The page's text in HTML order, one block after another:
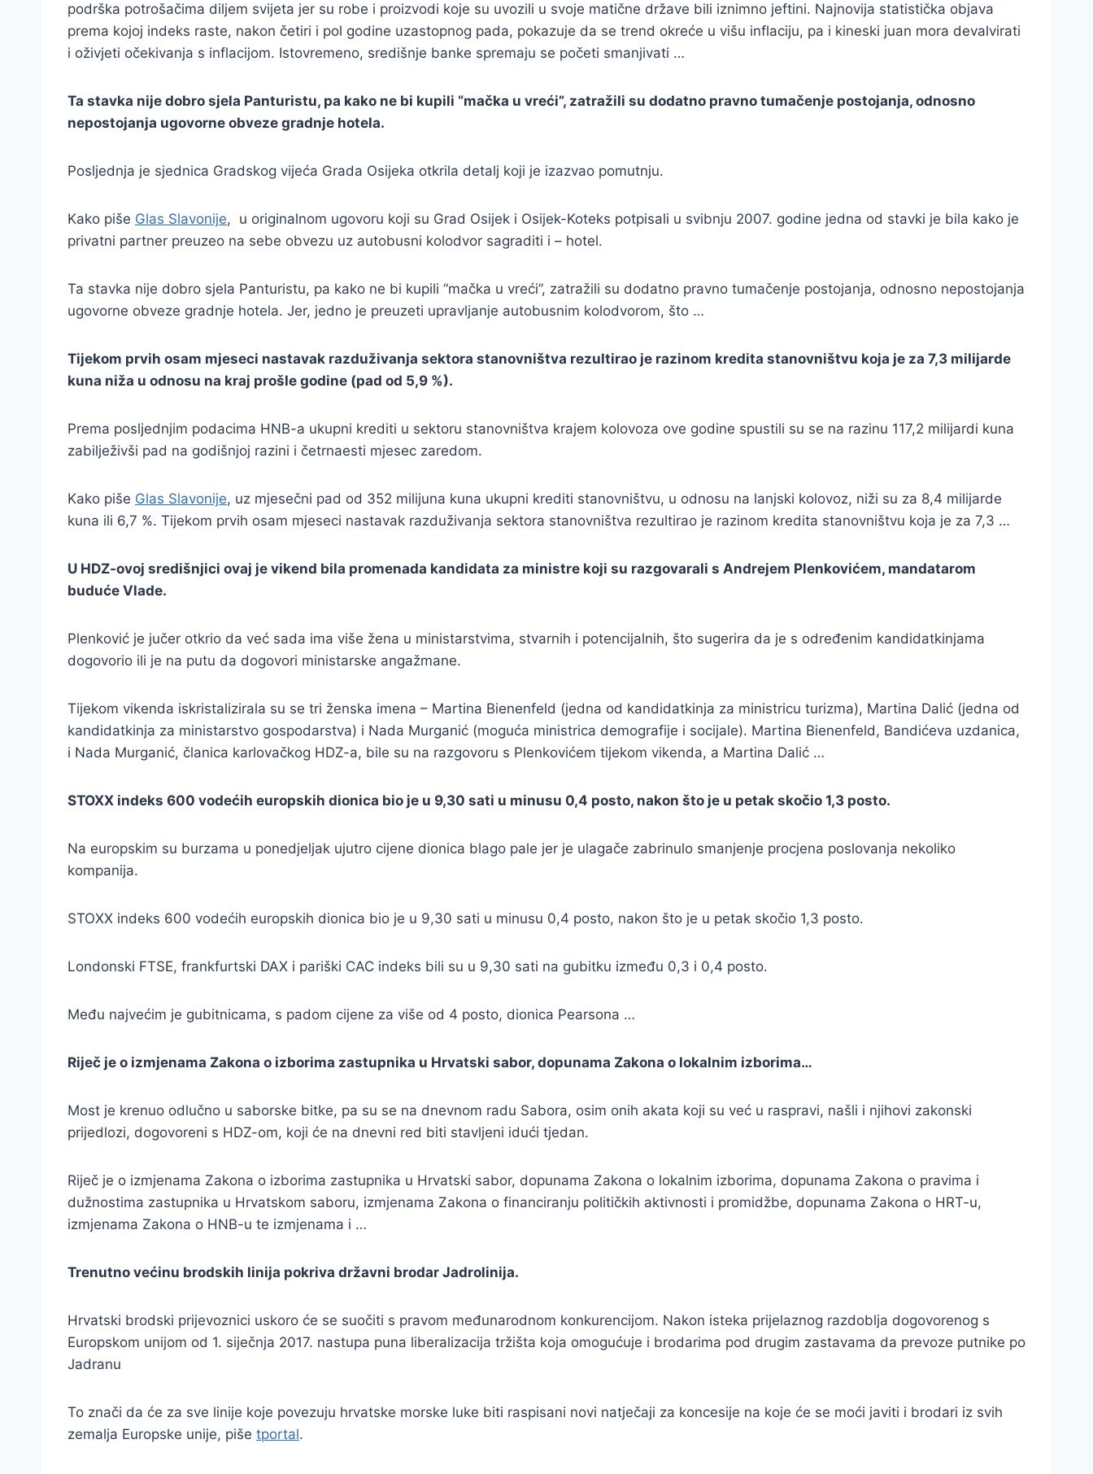
podrška potrošačima diljem svijeta jer su robe i proizvodi koje su uvozili u svoje matične države bili iznimno jeftini. Najnovija statistička objava
prema kojoj indeks raste, nakon četiri i pol godine uzastopnog pada, pokazuje da se trend okreće u višu inflaciju, pa i kineski juan mora devalvirati
i oživjeti očekivanja s inflacijom. Istovremeno, središnje banke spremaju se početi smanjivati …
Ta stavka nije dobro sjela Panturistu, pa kako ne bi kupili “mačka u vreći”, zatražili su dodatno pravno tumačenje postojanja, odnosno
nepostojanja ugovorne obveze gradnje hotela.
Posljednja je sjednica Gradskog vijeća Grada Osijeka otkrila detalj koji je izazvao pomutnju.
Kako piše Glas Slavonije, u originalnom ugovoru koji su Grad Osijek i Osijek-Koteks potpisali u svibnju 2007. godine jedna od stavki je bila kako je
privatni partner preuzeo na sebe obvezu uz autobusni kolodvor sagraditi i – hotel.
Ta stavka nije dobro sjela Panturistu, pa kako ne bi kupili “mačka u vreći”, zatražili su dodatno pravno tumačenje postojanja, odnosno nepostojanja
ugovorne obveze gradnje hotela. Jer, jedno je preuzeti upravljanje autobusnim kolodvorom, što …
Tijekom prvih osam mjeseci nastavak razduživanja sektora stanovništva rezultirao je razinom kredita stanovništvu koja je za 7,3 milijarde
kuna niža u odnosu na kraj prošle godine (pad od 5,9 %).
Prema posljednjim podacima HNB-a ukupni krediti u sektoru stanovništva krajem kolovoza ove godine spustili su se na razinu 117,2 milijardi kuna
zabilježivši pad na godišnjoj razini i četrnaesti mjesec zaredom.
Kako piše Glas Slavonije, uz mjesečni pad od 352 milijuna kuna ukupni krediti stanovništvu, u odnosu na lanjski kolovoz, niži su za 8,4 milijarde
kuna ili 6,7 %. Tijekom prvih osam mjeseci nastavak razduživanja sektora stanovništva rezultirao je razinom kredita stanovništvu koja je za 7,3 …
U HDZ-ovoj središnjici ovaj je vikend bila promenada kandidata za ministre koji su razgovarali s Andrejem Plenkovićem, mandatarom
buduće Vlade.
Plenković je jučer otkrio da već sada ima više žena u ministarstvima, stvarnih i potencijalnih, što sugerira da je s određenim kandidatkinjama
dogovorio ili je na putu da dogovori ministarske angažmane.
Tijekom vikenda iskristalizirala su se tri ženska imena – Martina Bienenfeld (jedna od kandidatkinja za ministricu turizma), Martina Dalić (jedna od
kandidatkinja za ministarstvo gospodarstva) i Nada Murganić (moguća ministrica demografije i socijale). Martina Bienenfeld, Bandićeva uzdanica,
i Nada Murganić, članica karlovačkog HDZ-a, bile su na razgovoru s Plenkovićem tijekom vikenda, a Martina Dalić …
STOXX indeks 600 vodećih europskih dionica bio je u 9,30 sati u minusu 0,4 posto, nakon što je u petak skočio 1,3 posto.
Na europskim su burzama u ponedjeljak ujutro cijene dionica blago pale jer je ulagače zabrinulo smanjenje procjena poslovanja nekoliko
kompanija.
STOXX indeks 600 vodećih europskih dionica bio je u 9,30 sati u minusu 0,4 posto, nakon što je u petak skočio 1,3 posto.
Londonski FTSE, frankfurtski DAX i pariški CAC indeks bili su u 9,30 sati na gubitku između 0,3 i 0,4 posto.
Među najvećim je gubitnicama, s padom cijene za više od 4 posto, dionica Pearsona …
Riječ je o izmjenama Zakona o izborima zastupnika u Hrvatski sabor, dopunama Zakona o lokalnim izborima…
Most je krenuo odlučno u saborske bitke, pa su se na dnevnom radu Sabora, osim onih akata koji su već u raspravi, našli i njihovi zakonski
prijedlozi, dogovoreni s HDZ-om, koji će na dnevni red biti stavljeni idući tjedan.
Riječ je o izmjenama Zakona o izborima zastupnika u Hrvatski sabor, dopunama Zakona o lokalnim izborima, dopunama Zakona o pravima i
dužnostima zastupnika u Hrvatskom saboru, izmjenama Zakona o financiranju političkih aktivnosti i promidžbe, dopunama Zakona o HRT-u,
izmjenama Zakona o HNB-u te izmjenama i …
Trenutno većinu brodskih linija pokriva državni brodar Jadrolinija.
Hrvatski brodski prijevoznici uskoro će se suočiti s pravom međunarodnom konkurencijom. Nakon isteka prijelaznog razdoblja dogovorenog s
Europskom unijom od 1. siječnja 2017. nastupa puna liberalizacija tržišta koja omogućuje i brodarima pod drugim zastavama da prevoze putnike po
Jadranu
To znači da će za sve linije koje povezuju hrvatske morske luke biti raspisani novi natječaji za koncesije na koje će se moći javiti i brodari iz svih
zemalja Europske unije, piše tportal.